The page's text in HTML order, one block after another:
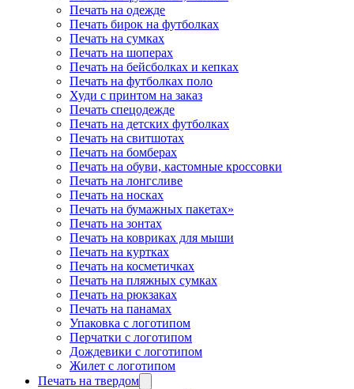
Печать на одежде
Печать бирок на футболках
Печать на сумках
Печать на шоперах
Печать на бейсболках и кепках
Печать на футболках поло
Худи с принтом на заказ
Печать спецодежде
Печать на детских футболках
Печать на свитшотах
Печать на бомберах
Печать на обуви, кастомные кроссовки
Печать на лонгсливе
Печать на носках
Печать на бумажных пакетах»
Печать на зонтах
Печать на ковриках для мыши
Печать на куртках
Печать на косметичках
Печать на пляжных сумках
Печать на рюкзаках
Печать на панамах
Упаковка с логотипом
Перчатки с логотипом
Дождевики с логотипом
Жилет с логотипом
Печать на твердом